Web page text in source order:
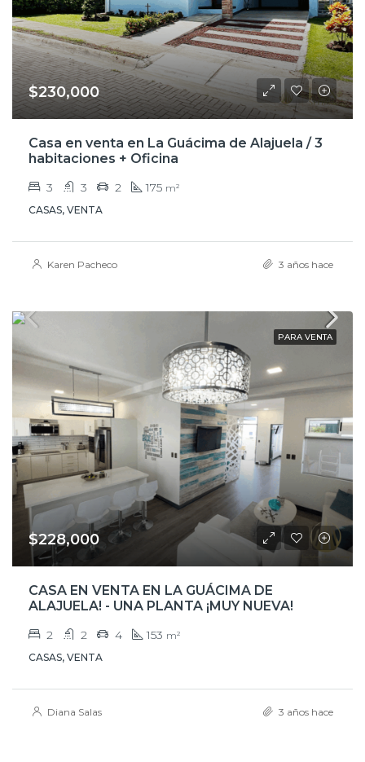
$230,000
Casa en venta en La Guácima de Alajuela / 3
habitaciones + Oficina
3 3 2 175 m²
CASAS, VENTA
Karen Pacheco 3 años hace
PARA VENTA
$228,000
CASA EN VENTA EN LA GUÁCIMA DE
ALAJUELA! - UNA PLANTA ¡MUY NUEVA!
2 2 4 153 m²
CASAS, VENTA
Diana Salas 3 años hace